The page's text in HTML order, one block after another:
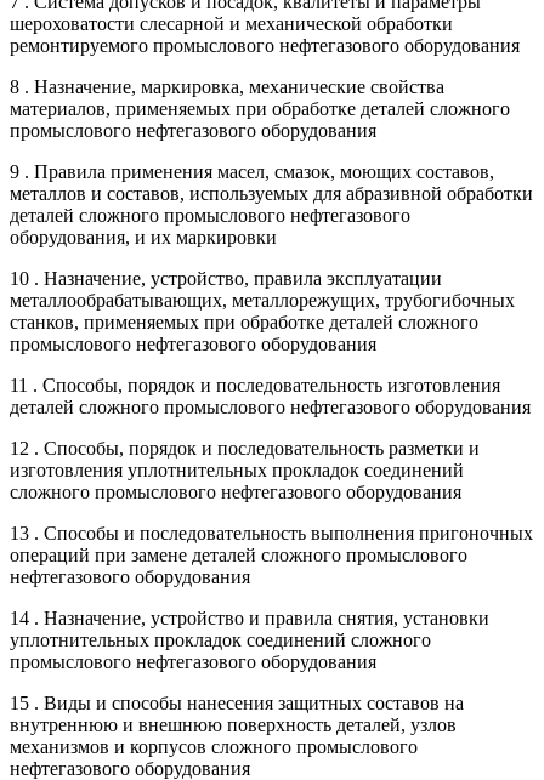
шероховатости слесарной и механической обработки
ремонтируемого промыслового нефтегазового оборудования
8 . Назначение, маркировка, механические свойства
материалов, применяемых при обработке деталей сложного
промыслового нефтегазового оборудования
9 . Правила применения масел, смазок, моющих составов,
металлов и составов, используемых для абразивной обработки
деталей сложного промыслового нефтегазового
оборудования, и их маркировки
10 . Назначение, устройство, правила эксплуатации
металлообрабатывающих, металлорежущих, трубогибочных
станков, применяемых при обработке деталей сложного
промыслового нефтегазового оборудования
11 . Способы, порядок и последовательность изготовления
деталей сложного промыслового нефтегазового оборудования
12 . Способы, порядок и последовательность разметки и
изготовления уплотнительных прокладок соединений
сложного промыслового нефтегазового оборудования
13 . Способы и последовательность выполнения пригоночных
операций при замене деталей сложного промыслового
нефтегазового оборудования
14 . Назначение, устройство и правила снятия, установки
уплотнительных прокладок соединений сложного
промыслового нефтегазового оборудования
15 . Виды и способы нанесения защитных составов на
внутреннюю и внешнюю поверхность деталей, узлов
механизмов и корпусов сложного промыслового
нефтегазового оборудования